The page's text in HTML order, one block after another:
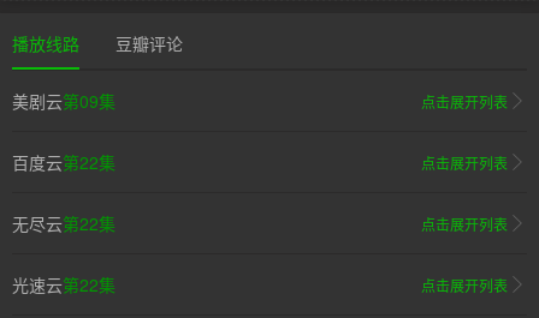
播放线路 豆瓣评论
美剧云第09集 点击展开列表
百度云第22集 点击展开列表
无尽云第22集 点击展开列表
光速云第22集 点击展开列表